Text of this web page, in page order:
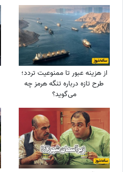
از هزینه عبور تا ممنوعیت تردد؛
طرح تازه درباره تنگه هرمز چه
می‌گوید؟